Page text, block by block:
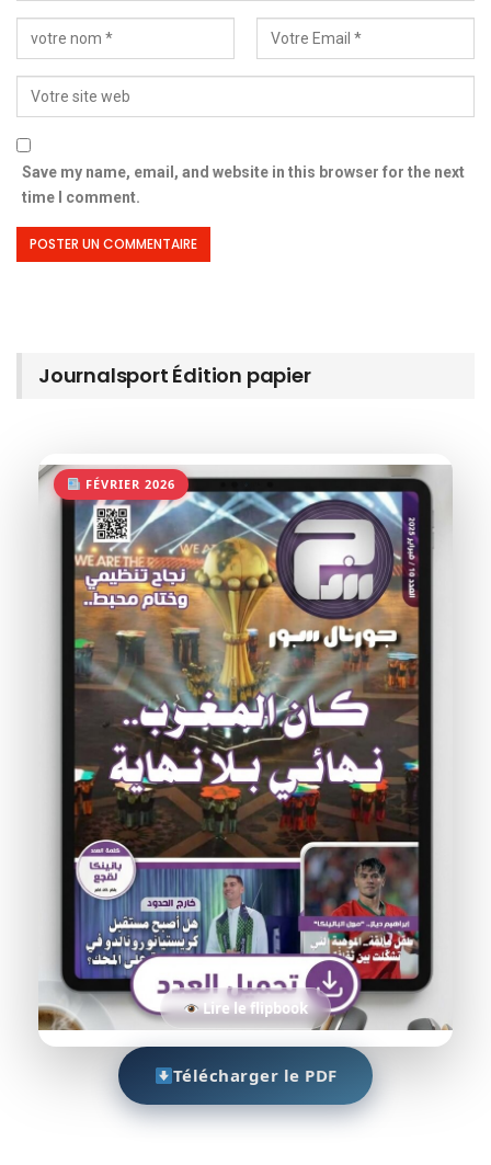
Save my name, email, and website in this browser for the next
time I comment.
Journalsport Édition papier
FÉVRIER 2026
Lire le flipbook
Télécharger le PDF